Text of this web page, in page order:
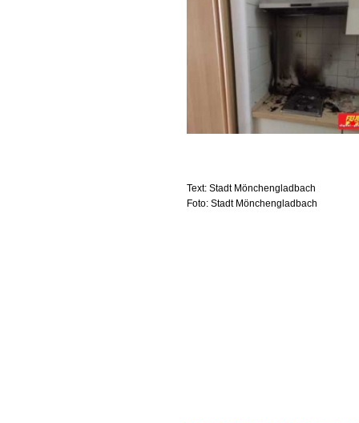
Text: Stadt Mönchengladbach
Foto: Stadt Mönchengladbach